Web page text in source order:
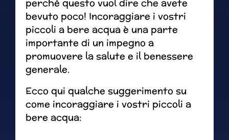
perché questo vuol dire che avete
bevuto poco! Incoraggiare i vostri
piccoli a bere acqua è una parte
importante di un impegno a
promuovere la salute e il benessere
generale.
Ecco qui qualche suggerimento su
come incoraggiare i vostri piccoli a
bere acqua: